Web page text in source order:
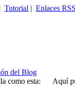
| Tutorial | Enlaces RSS
del Blog
como esta: Aquí